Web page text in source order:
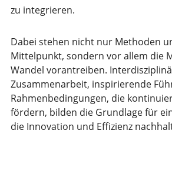
zu integrieren.
Dabei stehen nicht nur Methoden
Mittelpunkt, sondern vor allem die
Wandel vorantreiben.
Zusammenarbeit, inspirierende
Rahmenbedingungen, die
fördern, bilden die Grundlage für
die Innovation und Effizienz